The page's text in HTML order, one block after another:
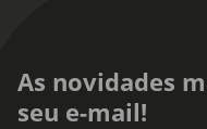
As novidades
seu e-mail!